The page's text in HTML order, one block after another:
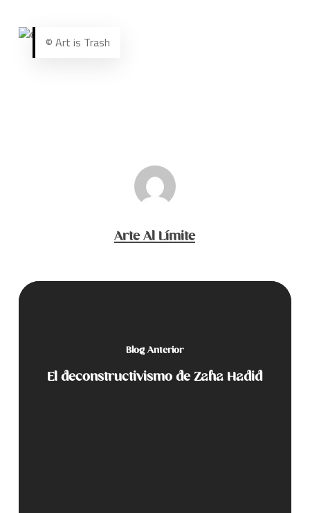
© Art is Trash
Arte Al Límite
Blog Anterior
El deconstructivismo de Zaha Hadid